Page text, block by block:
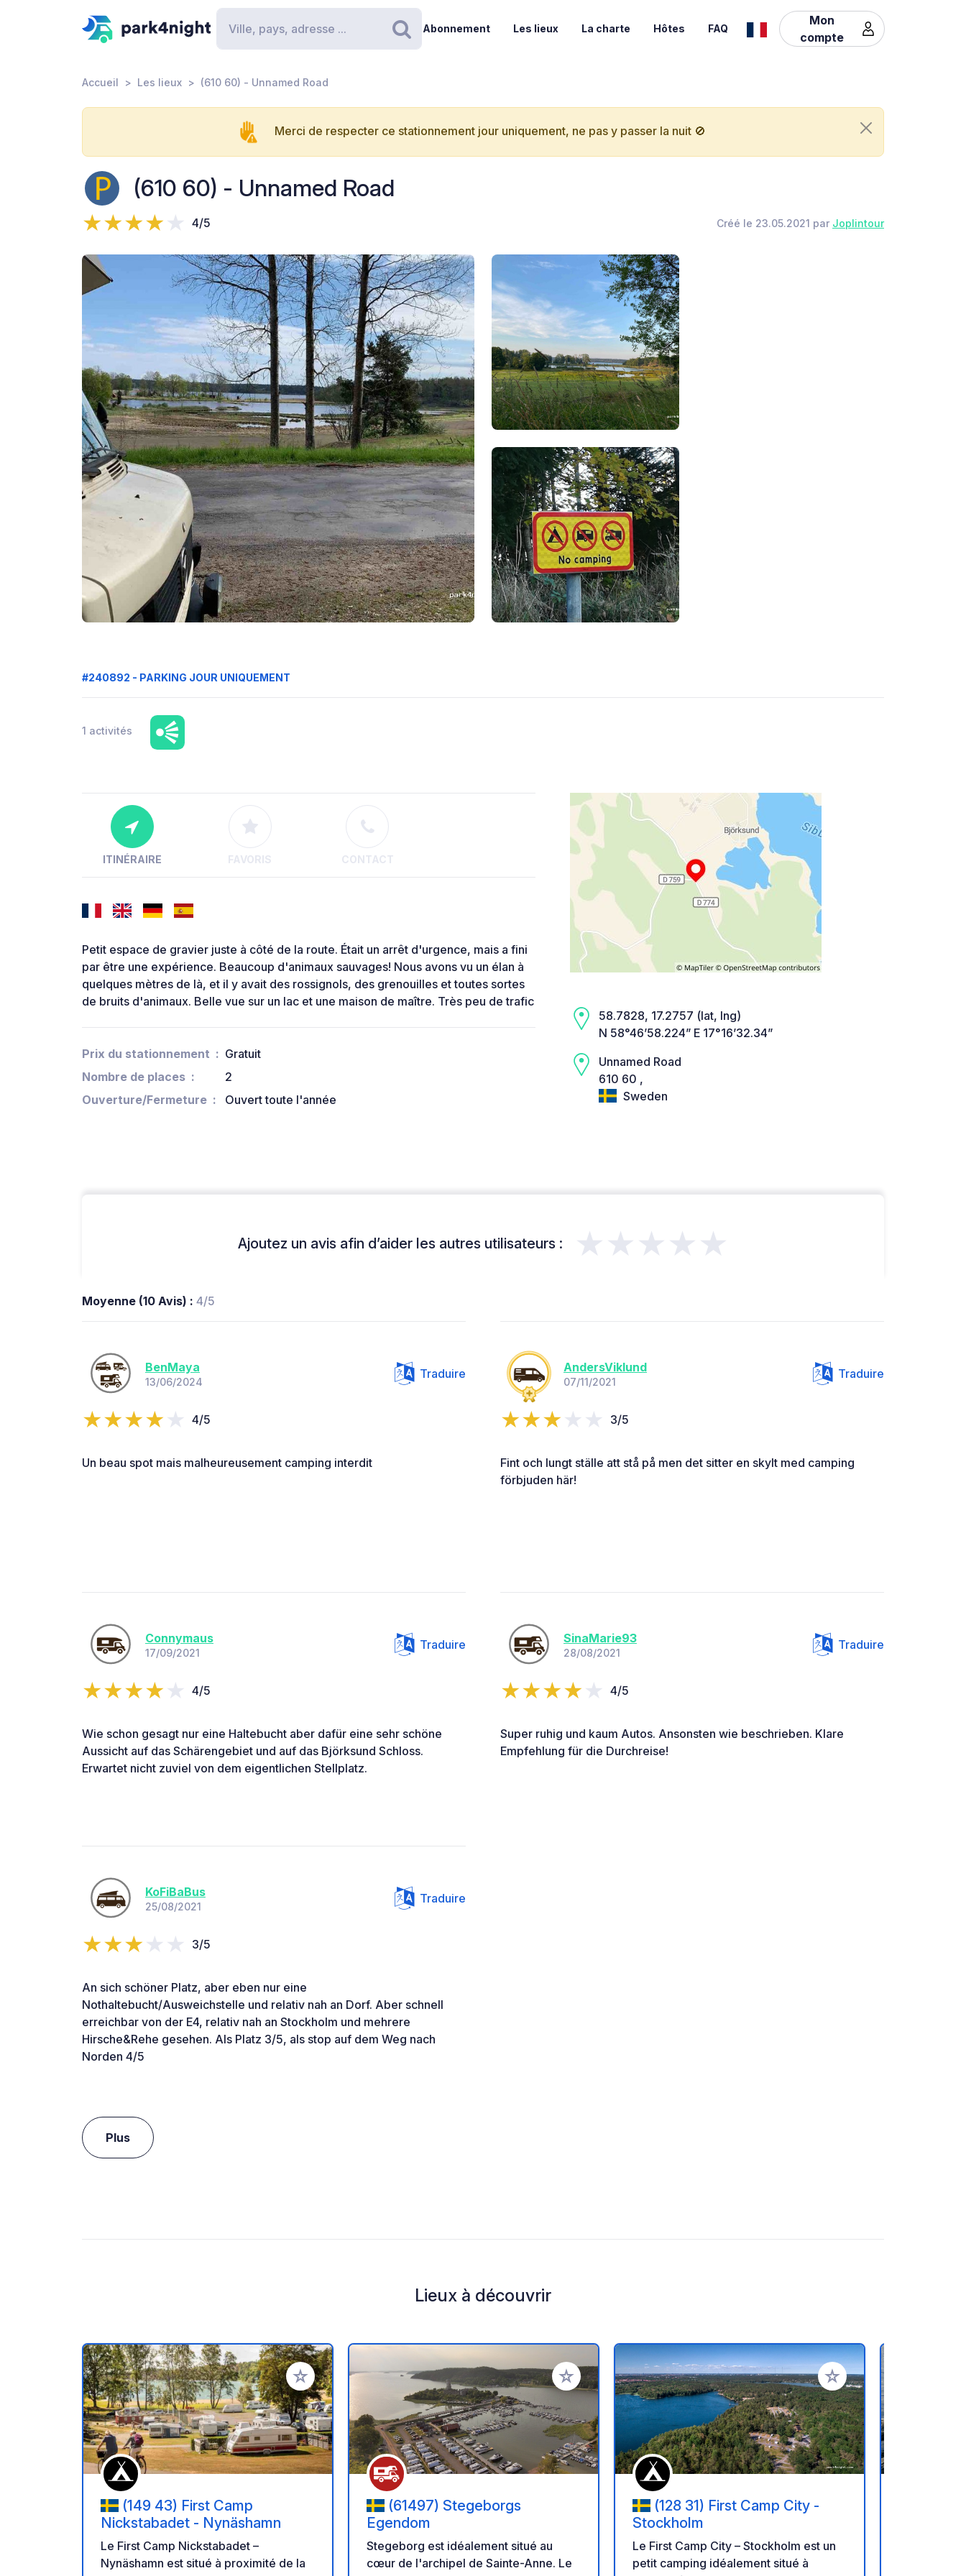
Rechercher
Abonnement Les lieux La charte Hôtes FAQ
Mon
compte
Accueil Les lieux (610 60) - Unnamed Road
Merci de respecter ce stationnement jour uniquement, ne pas y passer la nuit 🚫
(610 60) - Unnamed Road
4/5 Créé le 23.05.2021 par Joplintour
#240892 - PARKING JOUR UNIQUEMENT
1 activités
ITINÉRAIRE FAVORIS CONTACT
Petit espace de gravier juste à côté de la route. Était un arrêt d'urgence, mais a fini
par être une expérience. Beaucoup d'animaux sauvages! Nous avons vu un élan à
quelques mètres de là, et il y avait des rossignols, des grenouilles et toutes sortes
de bruits d'animaux. Belle vue sur un lac et une maison de maître. Très peu de trafic
Prix du stationnement
Gratuit
Nombre de places
2
Ouverture/Fermeture
Ouvert toute l'année
58.7828, 17.2757 (lat, lng)
N 58°46’58.224” E 17°16’32.34”
Unnamed Road
610 60 ,
Sweden
Ajoutez un avis afin d’aider les autres utilisateurs : ★★★★★
Moyenne (10 Avis) : 4/5
BenMaya
13/06/2024
Traduire
4/5
Un beau spot mais malheureusement camping interdit
AndersViklund
07/11/2021
Traduire
3/5
Fint och lungt ställe att stå på men det sitter en skylt med camping
förbjuden här!
Connymaus
17/09/2021
Traduire
4/5
Wie schon gesagt nur eine Haltebucht aber dafür eine sehr schöne
Aussicht auf das Schärengebiet und auf das Björksund Schloss.
Erwartet nicht zuviel von dem eigentlichen Stellplatz.
SinaMarie93
28/08/2021
Traduire
4/5
Super ruhig und kaum Autos. Ansonsten wie beschrieben. Klare
Empfehlung für die Durchreise!
KoFiBaBus
25/08/2021
Traduire
3/5
An sich schöner Platz, aber eben nur eine
Nothaltebucht/Ausweichstelle und relativ nah an Dorf. Aber schnell
erreichbar von der E4, relativ nah an Stockholm und mehrere
Hirsche&Rehe gesehen. Als Platz 3/5, als stop auf dem Weg nach
Norden 4/5
Plus
Lieux à découvrir
Ajouter à vos favoris
(149 43) First Camp
Nickstabadet - Nynäshamn
Le First Camp Nickstabadet –
Nynäshamn est situé à proximité de la
Ajouter à vos favoris
(61497) Stegeborgs
Egendom
Stegeborg est idéalement situé au
cœur de l'archipel de Sainte-Anne. Le
Ajouter à vos favoris
(128 31) First Camp City -
Stockholm
Le First Camp City – Stockholm est un
petit camping idéalement situé à